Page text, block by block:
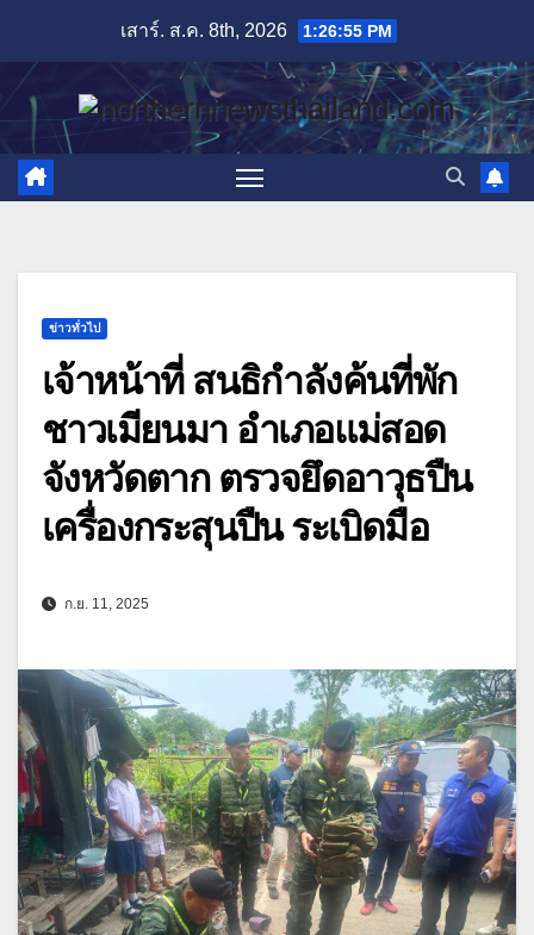
content
เสาร์. ส.ค. 8th, 2026 1:26:57 PM
ข่าวทั่วไป
เจ้าหน้าที่ สนธิกำลังค้นที่พัก
ชาวเมียนมา อำเภอแม่สอด
จังหวัดตาก ตรวจยึดอาวุธปืน
เครื่องกระสุนปืน ระเบิดมือ
ก.ย. 11, 2025